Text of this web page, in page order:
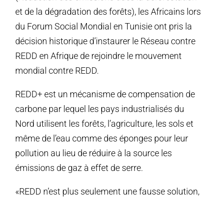
et de la dégradation des forêts), les Africains lors
du Forum Social Mondial en Tunisie ont pris la
décision historique d’instaurer le Réseau contre
REDD en Afrique de rejoindre le mouvement
mondial contre REDD.
REDD+ est un mécanisme de compensation de
carbone par lequel les pays industrialisés du
Nord utilisent les forêts, l’agriculture, les sols et
même de l’eau comme des éponges pour leur
pollution au lieu de réduire à la source les
émissions de gaz à effet de serre.
«REDD n’est plus seulement une fausse solution,